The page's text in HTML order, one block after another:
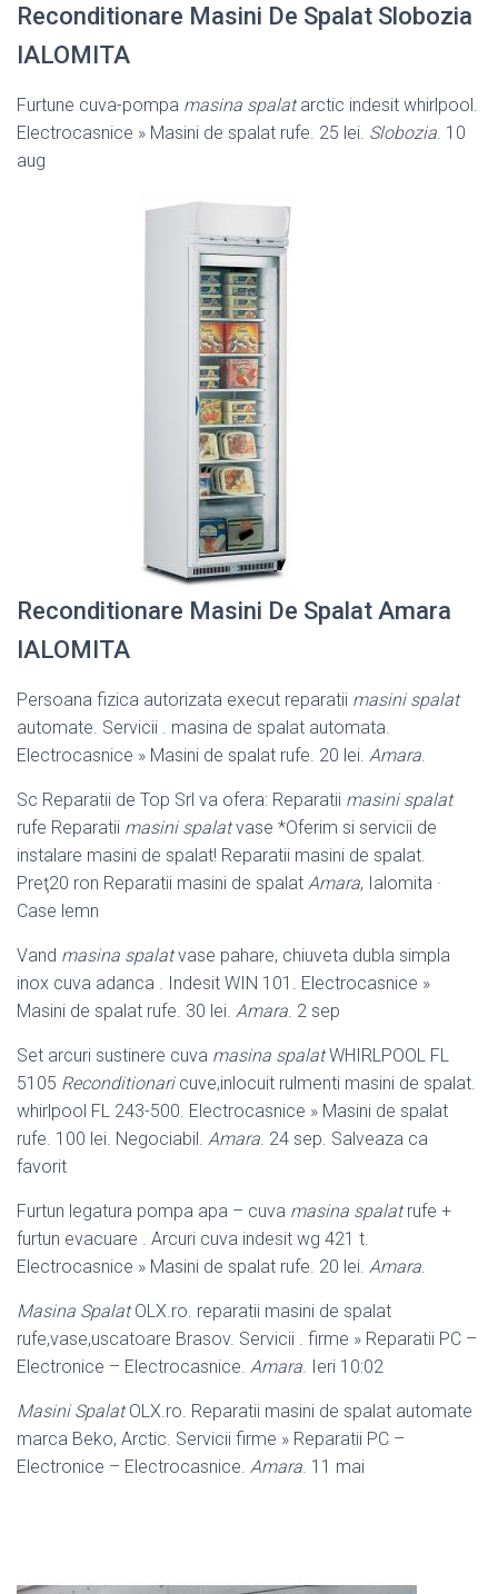
Reconditionare Masini De Spalat Slobozia
IALOMITA
Furtune cuva-pompa masina spalatarctic indesit whirlpool.
Electrocasnice » Masini de spalat rufe. 25 lei. Slobozia. 10
aug
Reconditionare Masini De Spalat Amara
IALOMITA
Persoana fizica autorizata execut reparatii masini spalat
automate. Servicii . masina de spalat automata.
Electrocasnice » Masini de spalat rufe. 20 lei. Amara.
Sc Reparatii de Top Srl va ofera: Reparatii masini spalat
rufe Reparatii masini spalatvase *Oferim si servicii de
instalare masini de spalat! Reparatii masini de spalat.
Preţ20 ron Reparatii masini de spalat Amara, Ialomita ·
Case lemn
Vand masina spalatvase pahare, chiuveta dubla simpla
inox cuva adanca . Indesit WIN 101. Electrocasnice »
Masini de spalat rufe. 30 lei. Amara. 2 sep
Set arcuri sustinere cuva masina spalatWHIRLPOOL FL
5105 Reconditionaricuve,inlocuit rulmenti masini de spalat.
whirlpool FL 243-500. Electrocasnice » Masini de spalat
rufe. 100 lei. Negociabil. Amara. 24 sep. Salveaza ca
favorit
Furtun legatura pompa apa – cuva masina spalatrufe +
furtun evacuare . Arcuri cuva indesit wg 421 t.
Electrocasnice » Masini de spalat rufe. 20 lei. Amara.
Masina SpalatOLX.ro. reparatii masini de spalat
rufe,vase,uscatoare Brasov. Servicii . firme » Reparatii PC –
Electronice – Electrocasnice. Amara. Ieri 10:02
Masini SpalatOLX.ro. Reparatii masini de spalat automate
marca Beko, Arctic. Servicii firme » Reparatii PC –
Electronice – Electrocasnice. Amara. 11 mai